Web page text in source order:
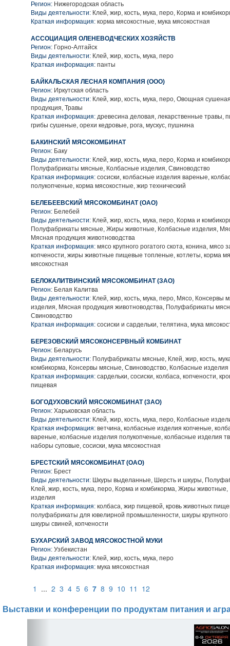
Регион: Нижегородская область
Виды деятельности: Клей, жир, кость, мука, перо, Корма и
Краткая информация: корма мясокостные, мука мясокостная
АССОЦИАЦИЯ ОЛЕНЕВОДЧЕСКИХ ХОЗЯЙСТВ
Регион: Горно-Алтайск
Виды деятельности: Клей, жир, кость, мука, перо
Краткая информация: панты
БАЙКАЛЬСКАЯ ЛЕСНАЯ КОМПАНИЯ (ООО)
Регион: Иркутская область
Виды деятельности: Клей, жир, кость, мука, перо, Овощная
продукция, Травы
Краткая информация: древесина деловая, лекарственные травы,
грибы сушеные, орехи кедровые, рога, мускус, пушнина
БАКИНСКИЙ МЯСОКОМБИНАТ
Регион: Баку
Виды деятельности: Клей, жир, кость, мука, перо, Корма и
Полуфабрикаты мясные, Колбасные изделия, Свиноводство
Краткая информация: сосиски, колбасные изделия вареные,
полукопченые, корма мясокостные, жир технический
БЕЛЕБЕЕВСКИЙ МЯСОКОМБИНАТ (ОАО)
Регион: Белебей
Виды деятельности: Клей, жир, кость, мука, перо, Корма и
Полуфабрикаты мясные, Жиры животные, Колбасные изделия,
Мясная продукция животноводства
Краткая информация: мясо крупного рогатого скота, конина, мясо
копчености, жиры животные пищевые топленые, котлеты, корма
мясокостная
БЕЛОКАЛИТВИНСКИЙ МЯСОКОМБИНАТ (ЗАО)
Регион: Белая Калитва
Виды деятельности: Клей, жир, кость, мука, перо, Мясо, Консервы
изделия, Мясная продукция животноводства, Полуфабрикаты
Свиноводство
Краткая информация: сосиски и сардельки, телятина, мука
БЕРЕЗОВСКИЙ МЯСОКОНСЕРВНЫЙ КОМБИНАТ
Регион: Беларусь
Виды деятельности: Полуфабрикаты мясные, Клей, жир, кость,
комбикорма, Консервы мясные, Свиноводство, Колбасные изделия
Краткая информация: сардельки, сосиски, колбаса, копчености,
пищевая
БОГОДУХОВСКИЙ МЯСОКОМБИНАТ (ЗАО)
Регион: Харьковская область
Виды деятельности: Клей, жир, кость, мука, перо, Колбасные
Краткая информация: ветчина, колбасные изделия копченые,
вареные, колбасные изделия полукопченые, колбасные изделия
наборы суповые, сосиски, мука мясокостная
БРЕСТСКИЙ МЯСОКОМБИНАТ (ОАО)
Регион: Брест
Виды деятельности: Шкуры выделанные, Шерсть и шкуры,
Клей, жир, кость, мука, перо, Корма и комбикорма, Жиры
изделия
Краткая информация: колбаса, жир пищевой, кровь животных
полуфабрикаты для ювелирной промышленности, шкуры крупного
шкуры свиней, копчености
БУХАРСКИЙ ЗАВОД МЯСОКОСТНОЙ МУКИ
Регион: Узбекистан
Виды деятельности: Клей, жир, кость, мука, перо
Краткая информация: мука мясокостная
1 ... 2 3 4 5 6 7 8 9 10 11 12
Выставки и конференции по продуктам питания и